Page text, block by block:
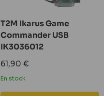
T2M Ikarus Game
Commander USB
IK3036012
Prix
réduit
61,90 €
En stock